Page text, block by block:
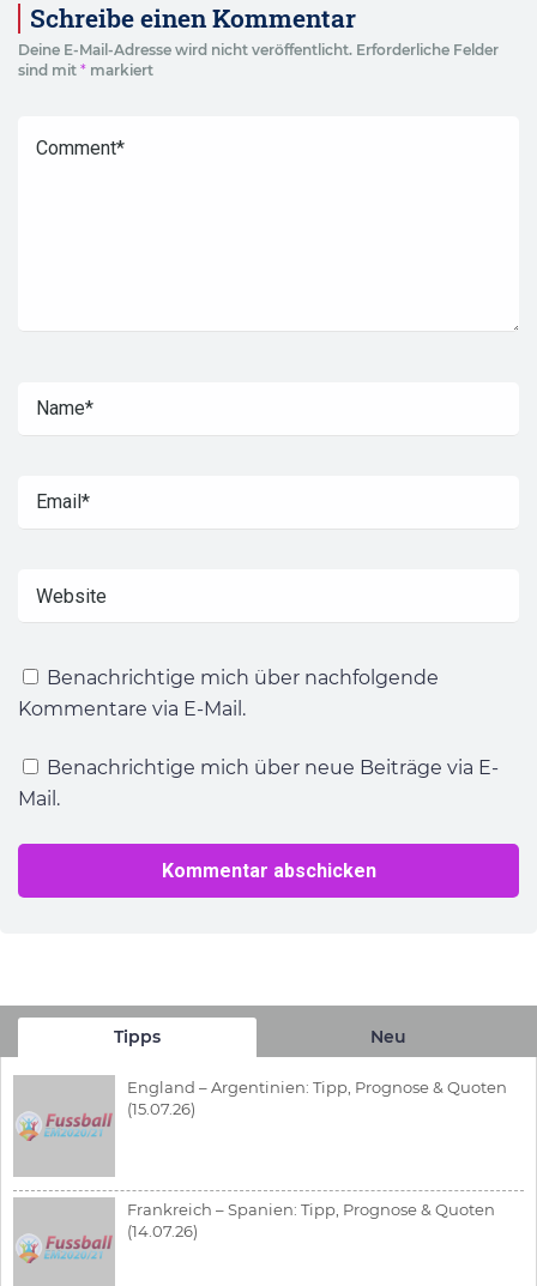
Schreibe einen Kommentar
Deine E-Mail-Adresse wird nicht veröffentlicht. Erforderliche Felder
sind mit * markiert
Benachrichtige mich über nachfolgende
Kommentare via E-Mail.
Benachrichtige mich über neue Beiträge via E-
Mail.
Tipps Neu
England – Argentinien: Tipp, Prognose & Quoten
(15.07.26)
Frankreich – Spanien: Tipp, Prognose & Quoten
(14.07.26)